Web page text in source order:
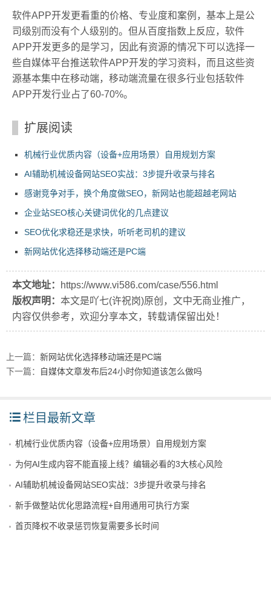
软件APP开发更看重的价格、专业度和案例，基本上是公
司级别而没有个人级别的。但从百度指数上反应，软件
APP开发更多的是学习，因此有资源的情况下可以选择一
些自媒体平台推送软件APP开发的学习资料，而且这些资
源基本集中在移动端，移动端流量在很多行业包括软件
APP开发行业占了60-70%。
扩展阅读
机械行业优质内容（设备+应用场景）自用规划方案
AI辅助机械设备网站SEO实战：3步提升收录与排名
感谢竞争对手，换个角度做SEO，新网站也能超越老网站
企业站SEO核心关键词优化的几点建议
SEO优化求稳还是求快，听听老司机的建议
新网站优化选择移动端还是PC端
本文地址：
https://www.vi586.com/case/556.html
版权声明： 本文是吖七(许祝岗)原创，文中无商业推广，
内容仅供参考，欢迎分享本文，转载请保留出处！
上一篇： 新网站优化选择移动端还是PC端
下一篇：
自媒体文章发布后24小时你知道该怎么做吗
栏目最新文章
机械行业优质内容（设备+应用场景）自用规划方案
为何AI生成内容不能直接上线？编辑必看的3大核心风险
AI辅助机械设备网站SEO实战：3步提升收录与排名
新手做整站优化思路流程+自用通用可执行方案
首页降权不收录惩罚恢复需要多长时间